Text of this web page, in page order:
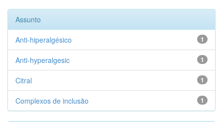
Assunto
1
Anti-hiperalgésico
1
Anti-hyperalgesic
1
Citral
1
Complexos de inclusão